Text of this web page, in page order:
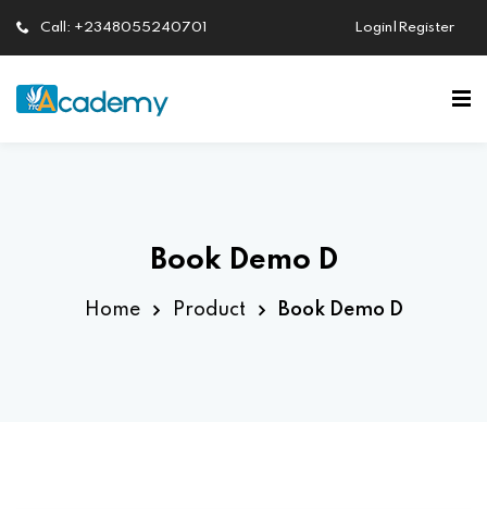
Call: +2348055240701 Login|Register
Book Demo D
Home Product Book Demo D